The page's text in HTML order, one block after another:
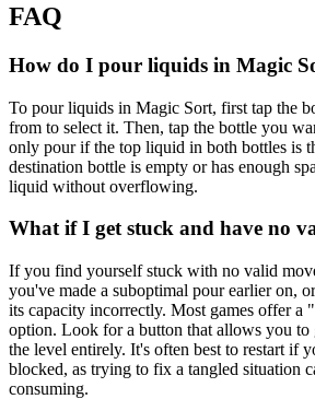
FAQ
How do I pour liquids in Magic
To pour liquids in Magic Sort, first tap the
from to select it. Then, tap the bottle you
only pour if the top liquid in both bottles is
destination bottle is empty or has enough
liquid without overflowing.
What if I get stuck and have no
If you find yourself stuck with no valid
you've made a suboptimal pour earlier on,
its capacity incorrectly. Most games offer a
option. Look for a button that allows you to
the level entirely. It's often best to restart if
blocked, as trying to fix a tangled situation
consuming.